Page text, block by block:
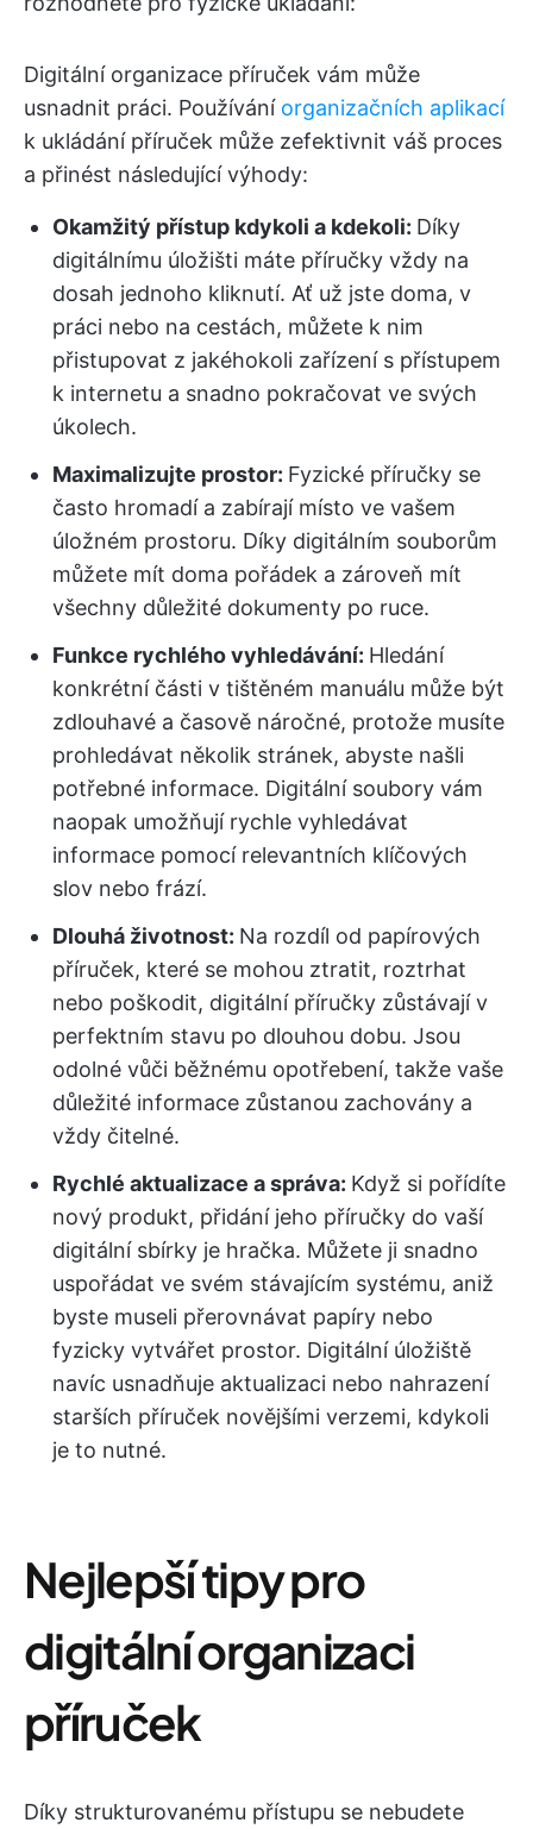
Digitální organizace příruček vám může
usnadnit práci. Používání organizačních aplikací
k ukládání příruček může zefektivnit váš proces
a přinést následující výhody:
Okamžitý přístup kdykoli a kdekoli: Díky
digitálnímu úložišti máte příručky vždy na
dosah jednoho kliknutí. Ať už jste doma, v
práci nebo na cestách, můžete k nim
přistupovat z jakéhokoli zařízení s přístupem
k internetu a snadno pokračovat ve svých
úkolech.
Maximalizujte prostor: Fyzické příručky se
často hromadí a zabírají místo ve vašem
úložném prostoru. Díky digitálním souborům
můžete mít doma pořádek a zároveň mít
všechny důležité dokumenty po ruce.
Funkce rychlého vyhledávání: Hledání
konkrétní části v tištěném manuálu může být
zdlouhavé a časově náročné, protože musíte
prohledávat několik stránek, abyste našli
potřebné informace. Digitální soubory vám
naopak umožňují rychle vyhledávat
informace pomocí relevantních klíčových
slov nebo frází.
Dlouhá životnost: Na rozdíl od papírových
příruček, které se mohou ztratit, roztrhat
nebo poškodit, digitální příručky zůstávají v
perfektním stavu po dlouhou dobu. Jsou
odolné vůči běžnému opotřebení, takže vaše
důležité informace zůstanou zachovány a
vždy čitelné.
Rychlé aktualizace a správa: Když si pořídíte
nový produkt, přidání jeho příručky do vaší
digitální sbírky je hračka. Můžete ji snadno
uspořádat ve svém stávajícím systému, aniž
byste museli přerovnávat papíry nebo
fyzicky vytvářet prostor. Digitální úložiště
navíc usnadňuje aktualizaci nebo nahrazení
starších příruček novějšími verzemi, kdykoli
je to nutné.
Nejlepší tipy pro
digitální organizaci
příruček
Díky strukturovanému přístupu se nebudete